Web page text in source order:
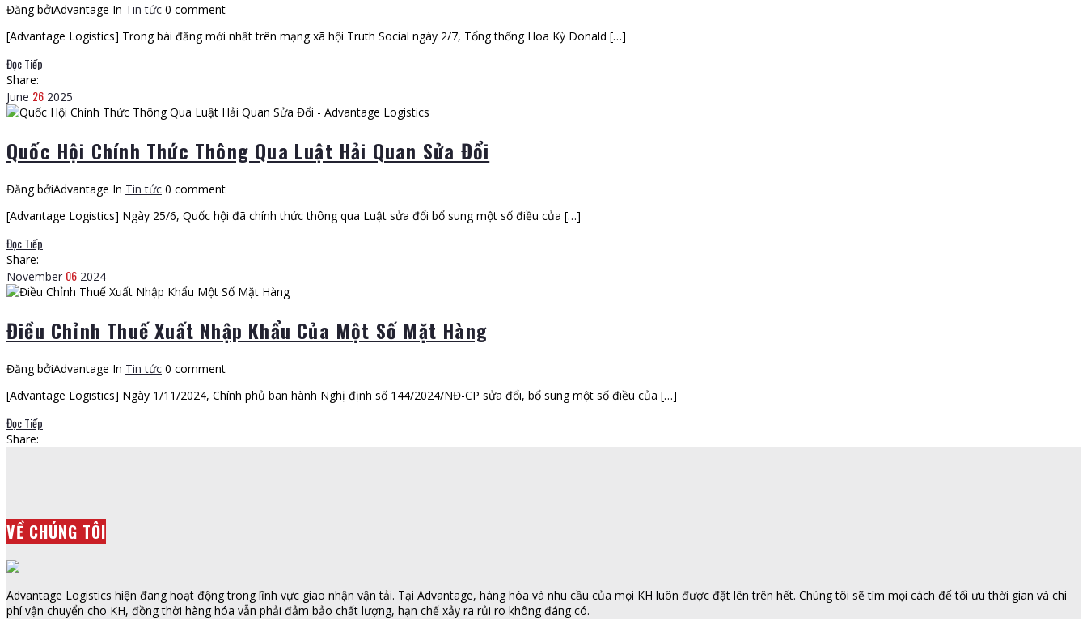
Đăng bởiAdvantage In Tin tức 0 comment
[Advantage Logistics] Trong bài đăng mới nhất trên mạng xã hội Truth Social ngày 2/7, Tổng thống Hoa Kỳ Donald […]
Đọc Tiếp
Share:
June 26 2025
Quốc Hội Chính Thức Thông Qua Luật Hải Quan Sửa Đổi
Đăng bởiAdvantage In Tin tức 0 comment
[Advantage Logistics] Ngày 25/6, Quốc hội đã chính thức thông qua Luật sửa đổi bổ sung một số điều của […]
Đọc Tiếp
Share:
November 06 2024
Điều Chỉnh Thuế Xuất Nhập Khẩu Của Một Số Mặt Hàng
Đăng bởiAdvantage In Tin tức 0 comment
[Advantage Logistics] Ngày 1/11/2024, Chính phủ ban hành Nghị định số 144/2024/NĐ-CP sửa đổi, bổ sung một số điều của […]
Đọc Tiếp
Share:
VỀ CHÚNG TÔI
Advantage Logistics hiện đang hoạt động trong lĩnh vực giao nhận vận tải. Tại Advantage, hàng hóa và nhu cầu của mọi KH luôn được đặt lên trên hết. Chúng tôi sẽ tìm mọi cách để tối ưu thời gian và chi
phí vận chuyển cho KH, đồng thời hàng hóa vẫn phải đảm bảo chất lượng, hạn chế xảy ra rủi ro không đáng có.